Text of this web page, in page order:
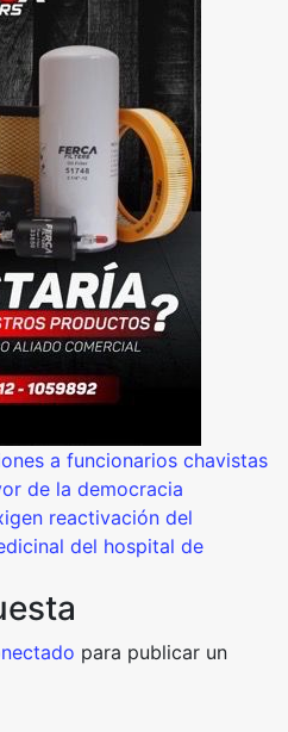
a funcionarios chavistas
de la democracia
reactivación del
del hospital de
para publicar un